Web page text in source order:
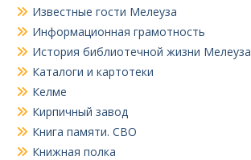
Известные гости Мелеуза
Информационная грамотность
История библиотечной жизни Мелеуза
Каталоги и картотеки
Келме
Кирпичный завод
Книга памяти. СВО
Книжная полка